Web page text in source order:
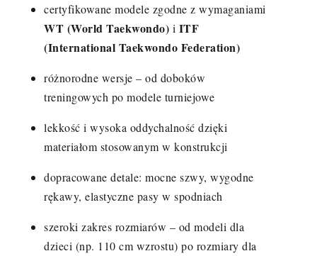
certyfikowane modele zgodne z wymaganiami
WT (World Taekwondo) i ITF
(International Taekwondo Federation)
różnorodne wersje – od doboków
treningowych po modele turniejowe
lekkość i wysoka oddychalność dzięki
materiałom stosowanym w konstrukcji
dopracowane detale: mocne szwy, wygodne
rękawy, elastyczne pasy w spodniach
szeroki zakres rozmiarów – od modeli dla
dzieci (np. 110 cm wzrostu) po rozmiary dla